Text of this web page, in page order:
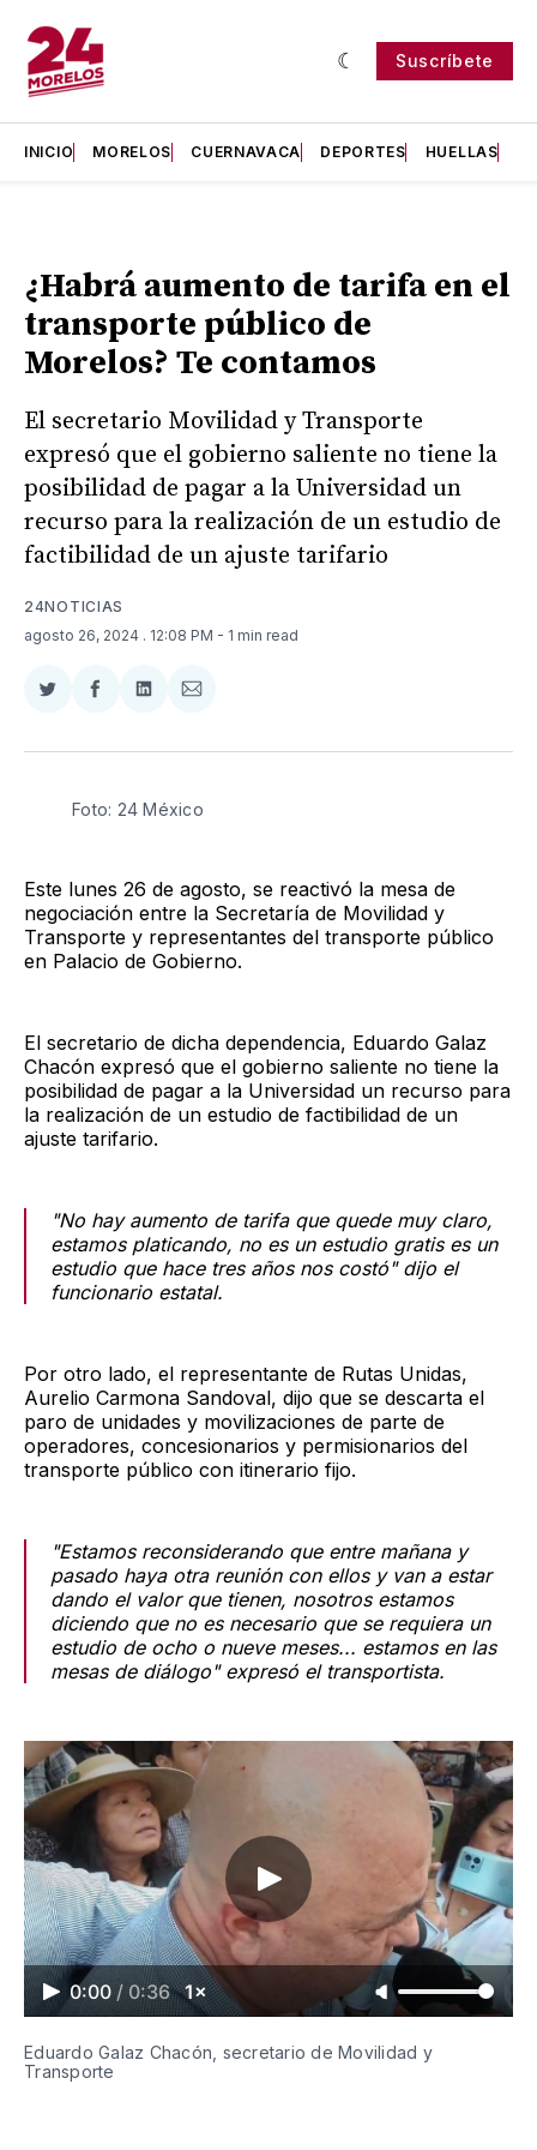
Suscríbete
INICIO MORELOS CUERNAVACA DEPORTES HUELLAS
¿Habrá aumento de tarifa en el
transporte público de
Morelos? Te contamos
El secretario Movilidad y Transporte
expresó que el gobierno saliente no tiene la
posibilidad de pagar a la Universidad un
recurso para la realización de un estudio de
factibilidad de un ajuste tarifario
24NOTICIAS
agosto 26, 2024 . 12:08 PM - 1 min read
Compartir
Twitter
Compartir
Facebook
Compartir
LinkedIn
Compartir
Email
Foto: 24 México
Este lunes 26 de agosto, se reactivó la mesa de
negociación entre la Secretaría de Movilidad y
Transporte y representantes del transporte público
en Palacio de Gobierno.
El secretario de dicha dependencia, Eduardo Galaz
Chacón expresó que el gobierno saliente no tiene la
posibilidad de pagar a la Universidad un recurso para
la realización de un estudio de factibilidad de un
ajuste tarifario.
"No hay aumento de tarifa que quede muy claro,
estamos platicando, no es un estudio gratis es un
estudio que hace tres años nos costó" dijo el
funcionario estatal.
Por otro lado, el representante de Rutas Unidas,
Aurelio Carmona Sandoval, dijo que se descarta el
paro de unidades y movilizaciones de parte de
operadores, concesionarios y permisionarios del
transporte público con itinerario fijo.
"Estamos reconsiderando que entre mañana y
pasado haya otra reunión con ellos y van a estar
dando el valor que tienen, nosotros estamos
diciendo que no es necesario que se requiera un
estudio de ocho o nueve meses... estamos en las
mesas de diálogo" expresó el transportista.
0:00 / 0:36 1×
Eduardo Galaz Chacón, secretario de Movilidad y
Transporte